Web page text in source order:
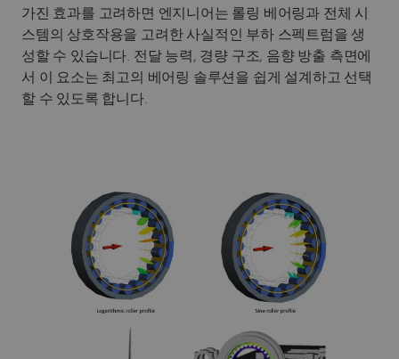
가진 효과를 고려하면 엔지니어는 롤링 베어링과 전체 시
스템의 상호작용을 고려한 사실적인 부하 스펙트럼을 생
성할 수 있습니다. 전달 능력, 경량 구조, 음향 방출 측면에
서 이 요소는 최고의 베어링 솔루션을 쉽게 설계하고 선택
할 수 있도록 합니다.